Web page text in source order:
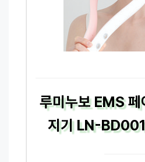
루미누보 EMS 페
지기 LN-